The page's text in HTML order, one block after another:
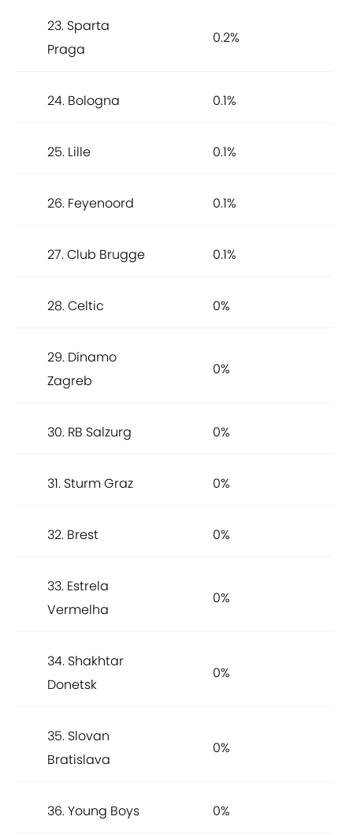
23. Sparta
Praga
0.2%
24. Bologna 0.1%
25. Lille 0.1%
26. Feyenoord 0.1%
27. Club Brugge 0.1%
28. Celtic 0%
29. Dínamo
Zagreb
0%
30. RB Salzurg 0%
31. Sturm Graz 0%
32. Brest 0%
33. Estrela
Vermelha
0%
34. Shakhtar
Donetsk
0%
35. Slovan
Bratislava
0%
36. Young Boys 0%